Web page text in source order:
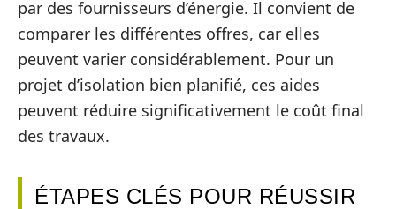
par des fournisseurs d’énergie. Il convient de
comparer les différentes offres, car elles
peuvent varier considérablement. Pour un
projet d’isolation bien planifié, ces aides
peuvent réduire significativement le coût final
des travaux.
ÉTAPES CLÉS POUR RÉUSSIR